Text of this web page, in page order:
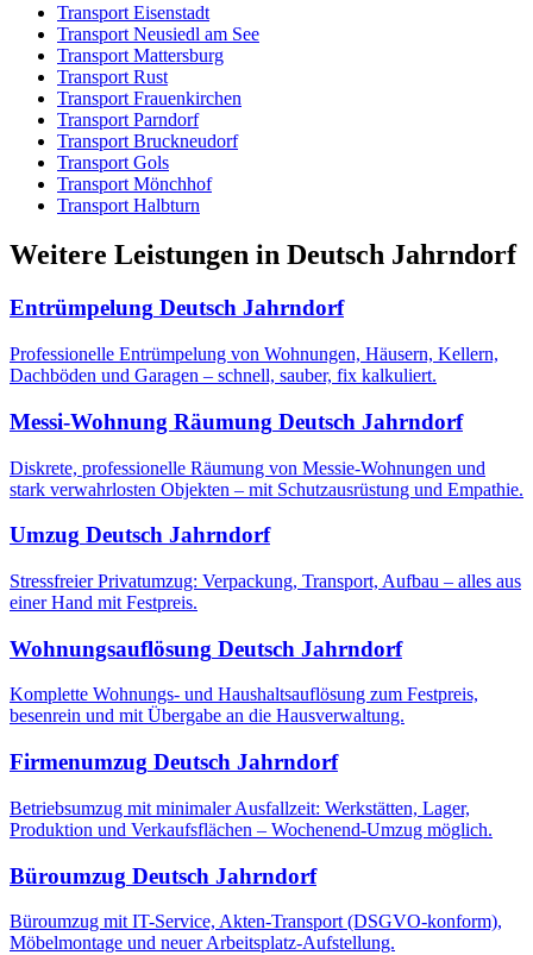
Transport Eisenstadt
Transport Neusiedl am See
Transport Mattersburg
Transport Rust
Transport Frauenkirchen
Transport Parndorf
Transport Bruckneudorf
Transport Gols
Transport Mönchhof
Transport Halbturn
Weitere Leistungen in Deutsch Jahrndorf
Entrümpelung Deutsch Jahrndorf
Professionelle Entrümpelung von Wohnungen, Häusern, Kellern,
Dachböden und Garagen – schnell, sauber, fix kalkuliert.
Messi-Wohnung Räumung Deutsch Jahrndorf
Diskrete, professionelle Räumung von Messie-Wohnungen und
stark verwahrlosten Objekten – mit Schutzausrüstung und Empathie.
Umzug Deutsch Jahrndorf
Stressfreier Privatumzug: Verpackung, Transport, Aufbau – alles aus
einer Hand mit Festpreis.
Wohnungsauflösung Deutsch Jahrndorf
Komplette Wohnungs- und Haushaltsauflösung zum Festpreis,
besenrein und mit Übergabe an die Hausverwaltung.
Firmenumzug Deutsch Jahrndorf
Betriebsumzug mit minimaler Ausfallzeit: Werkstätten, Lager,
Produktion und Verkaufsflächen – Wochenend-Umzug möglich.
Büroumzug Deutsch Jahrndorf
Büroumzug mit IT-Service, Akten-Transport (DSGVO-konform),
Möbelmontage und neuer Arbeitsplatz-Aufstellung.